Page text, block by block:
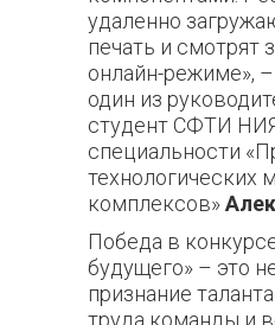
удаленно
печать и смотрят
онлайн-режиме»,
один из
студент СФТИ
специальности
технологических
комплексов»
Победа в
будущего» – это
признание
труда команды и